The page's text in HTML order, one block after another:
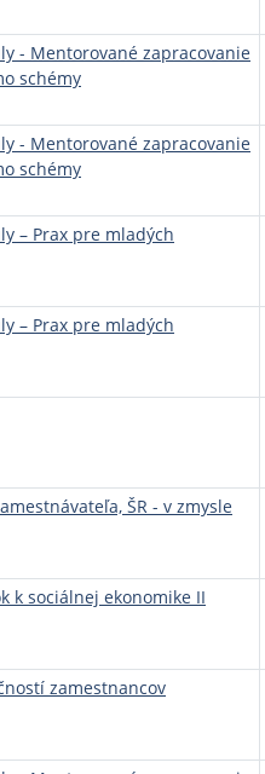
- Mentorované zapracovanie
schémy
- Mentorované zapracovanie
schémy
– Prax pre mladých
– Prax pre mladých
ŠR - v zmysle
k sociálnej ekonomike II
zamestnancov